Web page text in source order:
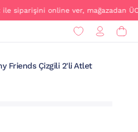
online ver, mağazadan
Friends Çizgili 2'li Atlet